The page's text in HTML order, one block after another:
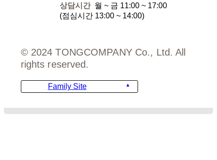
상담시간 월 ~ 금 11:00 ~ 17:00
(점심시간 13:00 ~ 14:00)
© 2024 TONGCOMPANY Co., Ltd. All
rights reserved.
Family Site